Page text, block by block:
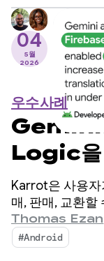
04
5월
2026
우수사례
Logic
2주 이내
통해 매
다.
Karrot은 사용자
매, 판매, 교환할
P2P 마켓 앱입
후 이 플랫폼은
명이 넘는 등록
Thomas Ezan
#Android